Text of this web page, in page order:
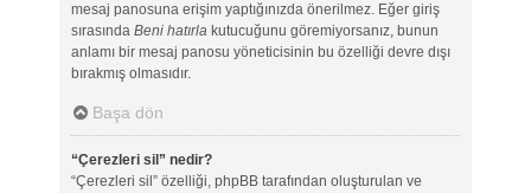
mesaj panosuna erişim yaptığınızda önerilmez. Eğer giriş
sırasında Beni hatırlakutucuğunu göremiyorsanız, bunun
anlamı bir mesaj panosu yöneticisinin bu özelliği devre dışı
bırakmış olmasıdır.
Başa dön
“Çerezleri sil” nedir?
“Çerezleri sil” özelliği, phpBB tarafından oluşturulan ve